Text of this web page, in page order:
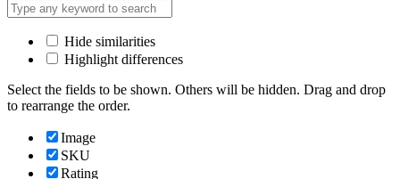
Hide similarities
Highlight differences
Select the fields to be shown. Others will be hidden. Drag and drop
to rearrange the order.
Image
SKU
Rating